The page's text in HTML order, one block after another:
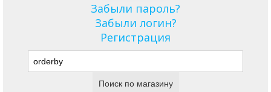
Забыли пароль?
Забыли логин?
Регистрация